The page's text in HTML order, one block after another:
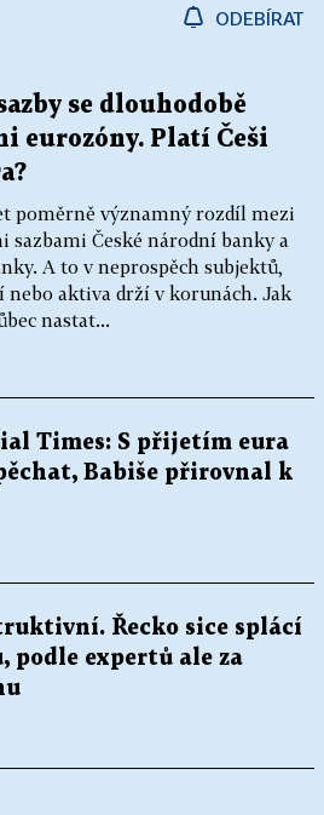
ODEBÍRAT
se dlouhodobě
eurozóny. Platí Češi
poměrně významný rozdíl mezi
České národní banky a
A to v neprospěch subjektů,
nebo aktiva drží v korunách. Jak
nastat...
Times: S přijetím eura
Babiše přirovnal k
Řecko sice splácí
podle expertů ale za